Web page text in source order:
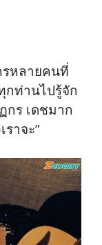
รหลายคนที่
ท่านไปรู้จัก
กร เดชมาก
ราจะ”